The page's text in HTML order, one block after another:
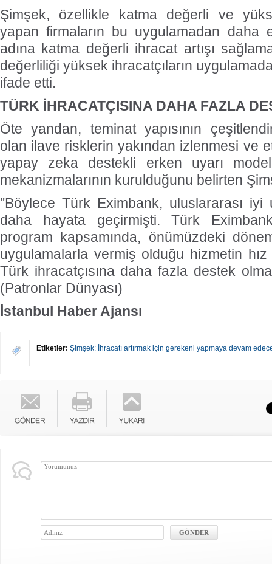
Şimşek, özellikle katma değerli ve
yapan firmaların bu uygulamadan daha
adına katma değerli ihracat artışı
değerliliği yüksek ihracatçıların
ifade etti.
TÜRK İHRACATÇISINA DAHA FAZLA
Öte yandan, teminat yapısının
olan ilave risklerin yakından izlenmesi ve
yapay zeka destekli erken uyarı
mekanizmalarının kurulduğunu belirten
"Böylece Türk Eximbank, uluslararası iyi
daha hayata geçirmişti. Türk
program kapsamında, önümüzdeki
uygulamalarla vermiş olduğu hizmetin
Türk ihracatçısına daha fazla destek
(Patronlar Dünyası)
İstanbul Haber Ajansı
Etiketler: Şimşek: İhracatı artırmak için gerekeni yapmaya devam